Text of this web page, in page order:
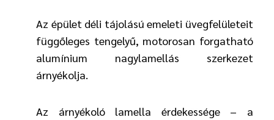
Az épület déli tájolású emeleti üvegfelületeit
függőleges tengelyű, motorosan forgatható
alumínium nagylamellás szerkezet
árnyékolja.
Az árnyékoló lamella érdekessége – a